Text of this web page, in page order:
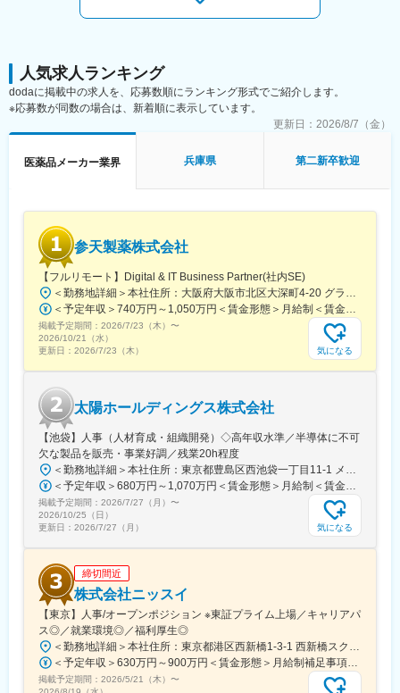
・奨学金代理返済制度あり！(規定あり)
出荷時間/作業内容の変更に伴い、業務上シフトがごくまれに変更
■キャリアパスなど：
将来的には、リーダーとしてチーム体制を構築するなどマネジメ
ントを担って頂けることを期待しております。また、資格取得支
援や個々の経験や強み弱みを振り返り、本人の適性や意欲、キャ
リア選好等を踏まえ、キャリアプランを一緒に形成し、個々のキ
ます。その検査結果は癌の早期発見につながり、治療方針の決定
に大きな影響を及ぼします。質の高い製品を作ることができれ
ば、より多くの方が救われることになる、大きなやりがいを感じ
られる仕事です。
■当社について：
主な事業分野であるSPECT・PETと呼ばれる核医学検査は、生体
内の微妙な変化をとらえて画像化する「分子イメージング」とい
う技術であり、医療課題の克服に幅広く力を発揮できる可能性が
あります。特にPET検査はがん診療になくてはならないツールと
の承認を取得し、現在は全国11か所の製造拠点のもと安定供給体
制を整えております。
変更の範囲：会社の定める業務
人気求人ランキング
dodaに掲載中の求人を、応募数順にランキング形式でご紹介します。
※応募数が同数の場合は、新着順に表示しています。
更新日： 2026/8/7（金）
医薬品メーカー業界 兵庫県 第二新卒歓迎
参天製薬株式会社
【フルリモート】Digital & IT Business Partner(社内SE)
＜勤務地詳細＞本社住所：大阪府大阪市北区大深町4-20 グランフロント大阪タワーA25F勤務地最寄駅：JR各線／大阪駅受動喫煙対策：屋内全面禁煙変更の範囲：会社の定める事業所（リモートワーク含む）
＜予定年収＞740万円～1,050万円＜賃金形態＞月給制＜賃金内訳＞月額（基本給）：540,000円～770,000円＜月給＞540,000円～770,000円＜昇給有無＞有＜残業手当＞有＜給与補足＞※経験・能力等を考慮の上、当社規定により決定します。■賞与：年1回支給■基本給改定：年1回（4月）賃金はあくまでも目安の金額であり、選考を通じて上下する可能性があります。月給(月額)は固定手当を含めた表記です。
掲載予定期間： 2026/7/23（木） 〜
2026/10/21（水）
更新日： 2026/7/23（木） 気になる
太陽ホールディングス株式会社
【池袋】人事（人材育成・組織開発）◇高年収水準／半導体に不可
欠な製品を販売・事業好調／残業20h程度
＜勤務地詳細＞本社住所：東京都豊島区西池袋一丁目11-1 メトロポリタンプラザビル16F勤務地最寄駅：各線／池袋駅受動喫煙対策：屋内全面禁煙変更の範囲：会社の定める事業所（リモートワーク含む）
＜予定年収＞680万円～1,070万円＜賃金形態＞月給制＜賃金内訳＞月額（基本給）：335,000円～530,000円＜月給＞335,000円～530,000円＜昇給有無＞有＜残業手当＞有＜給与補足＞※年収概算には想定残業時間20時間分を含む・2025年度 全社平均残業時間：20時間・残業代全額支給（管理監督職については対象外)・賞与6か月分（2025年度実績）賃金はあくまでも目安の金額であり、選考を通じて上下する可能性があります。月給(月額)は固定手当を含めた表記です。
掲載予定期間： 2026/7/27（月） 〜
2026/10/25（日）
更新日： 2026/7/27（月） 気になる
締切間近
株式会社ニッスイ
【東京】人事/オープンポジション ※東証プライム上場／キャリアパ
ス◎／就業環境◎／福利厚生◎
＜勤務地詳細＞本社住所：東京都港区西新橋1-3-1 西新橋スクエア勤務地最寄駅：東京メトロ線／内幸町駅受動喫煙対策：屋内全面禁煙変更の範囲：会社の定める事業所（リモートワーク含む）
＜予定年収＞630万円～900万円＜賃金形態＞月給制補足事項なし＜賃金内訳＞月額（基本給）：330,000円～448,000円＜月給＞330,000円～448,000円＜昇給有無＞有＜残業手当＞有＜給与補足＞※給与詳細は、経験・経歴を考慮のうえ、決定します。■賞与：年2回（6月・12月）※2026年 度見込（ 6.0ヶ月）※時間外、法定外休日勤務をした場合は30%の割増手当支給法定休日勤務の場合は、35%の割増手当支給賃金はあくまでも目安の金額であり、選考を通じて上下する可能性があります。月給(月額)は固定手当を含めた表記です。
掲載予定期間： 2026/5/21（木） 〜